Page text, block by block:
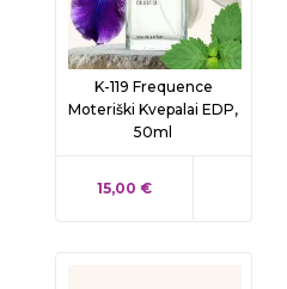
K-119 Frequence
Moteriški Kvepalai EDP,
50ml
KAINA
15,00 €